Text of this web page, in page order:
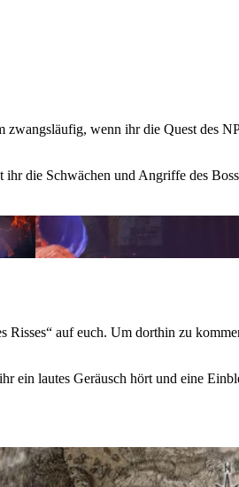
zwangsläufig, wenn ihr die Quest des
die Schwächen und Angriffe des
auf euch. Um dorthin zu
lautes Geräusch hört und eine